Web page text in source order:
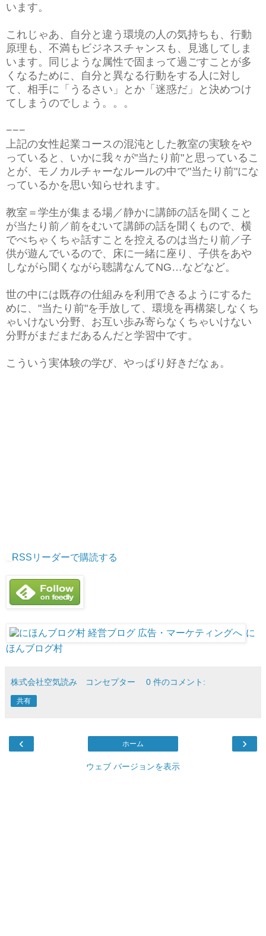
います。
これじゃあ、自分と違う環境の人の気持ちも、行動
原理も、不満もビジネスチャンスも、見逃してしま
います。同じような属性で固まって過ごすことが多
くなるために、自分と異なる行動をする人に対し
て、相手に「うるさい」とか「迷惑だ」と決めつけ
てしまうのでしょう。。。
−−−
上記の女性起業コースの混沌とした教室の実験をや
っていると、いかに我々が"当たり前"と思っているこ
とが、モノカルチャーなルールの中で"当たり前"にな
っているかを思い知らせれます。
教室＝学生が集まる場／静かに講師の話を聞くこと
が当たり前／前をむいて講師の話を聞くもので、横
でぺちゃくちゃ話すことを控えるのは当たり前／子
供が遊んでいるので、床に一緒に座り、子供をあや
しながら聞くながら聴講なんてNG…などなど。
世の中には既存の仕組みを利用できるようにするた
めに、"当たり前"を手放して、環境を再構築しなくち
ゃいけない分野、お互い歩み寄らなくちゃいけない
分野がまだまだあるんだと学習中です。
こういう実体験の学び、やっぱり好きだなぁ。
RSSリーダーで購読する
に
ほんブログ村
株式会社空気読み コンセプター 0 件のコメント:
共有
‹ ›
ホーム
ウェブ バージョンを表示